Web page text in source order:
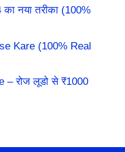
नया तरीका (100%
Kare (100% Real
– रोज लूडो से ₹1000